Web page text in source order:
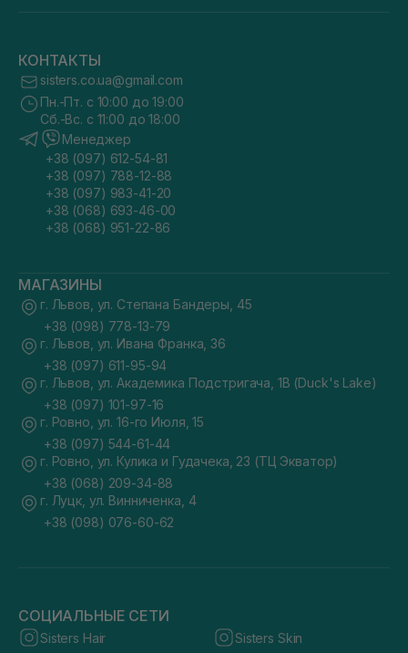
КОНТАКТЫ
sisters.co.ua@gmail.com
Пн.-Пт. с 10:00 до 19:00
Сб.-Вс. с 11:00 до 18:00
Менеджер
+38 (097) 612-54-81
+38 (097) 788-12-88
+38 (097) 983-41-20
+38 (068) 693-46-00
+38 (068) 951-22-86
МАГАЗИНЫ
г. Львов, ул. Степана Бандеры, 45
+38 (098) 778-13-79
г. Львов, ул. Ивана Франка, 36
+38 (097) 611-95-94
г. Львов, ул. Академика Подстригача, 1В (Duck's Lake)
+38 (097) 101-97-16
г. Ровно, ул. 16-го Июля, 15
+38 (097) 544-61-44
г. Ровно, ул. Кулика и Гудачека, 23 (ТЦ Экватор)
+38 (068) 209-34-88
г. Луцк, ул. Винниченка, 4
+38 (098) 076-60-62
СОЦИАЛЬНЫЕ СЕТИ
Sisters Hair Sisters Skin